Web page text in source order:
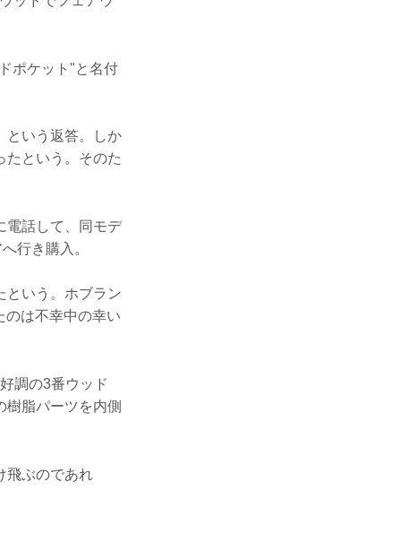
ポケット"と名付
という返答。しか
たという。そのた
電話して、同モデ
行き購入。
という。ホブラン
のは不幸中の幸い
調の3番ウッド
脂パーツを内側
飛ぶのであれ